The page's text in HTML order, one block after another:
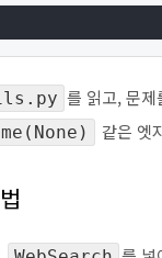
를 읽고, 문제
같은 엣